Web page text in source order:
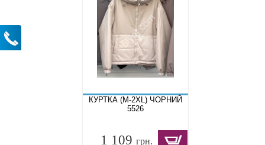
КУРТКА (M-2XL) ЧОРНИЙ
5526
1 109грн.